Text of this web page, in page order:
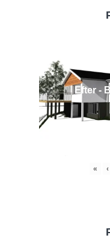
Efter -
« ‹